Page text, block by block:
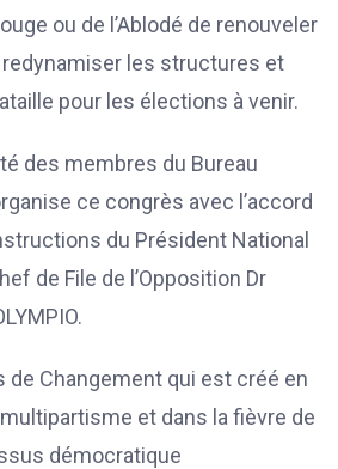
ou de l’Ablodé de renouveler
les structures et
pour les élections à venir.
des membres du Bureau
ce congrès avec l’accord
du Président National
de File de l’Opposition Dr
de Changement qui est créé en
et dans la fièvre de
démocratique